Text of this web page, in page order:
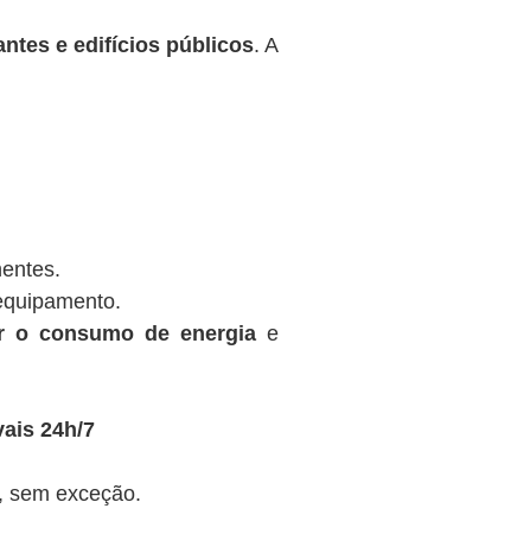
e edifícios públicos. A
o consumo de energia e
24h/7
sem exceção.